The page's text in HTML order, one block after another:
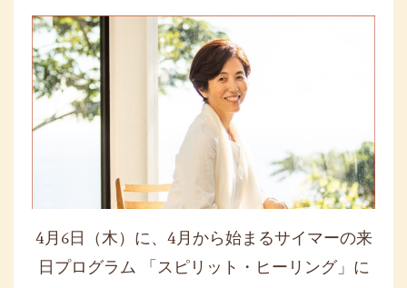
4月6日（木）に、4月から始まるサイマーの来
日プログラム 「スピリット・ヒーリング」に